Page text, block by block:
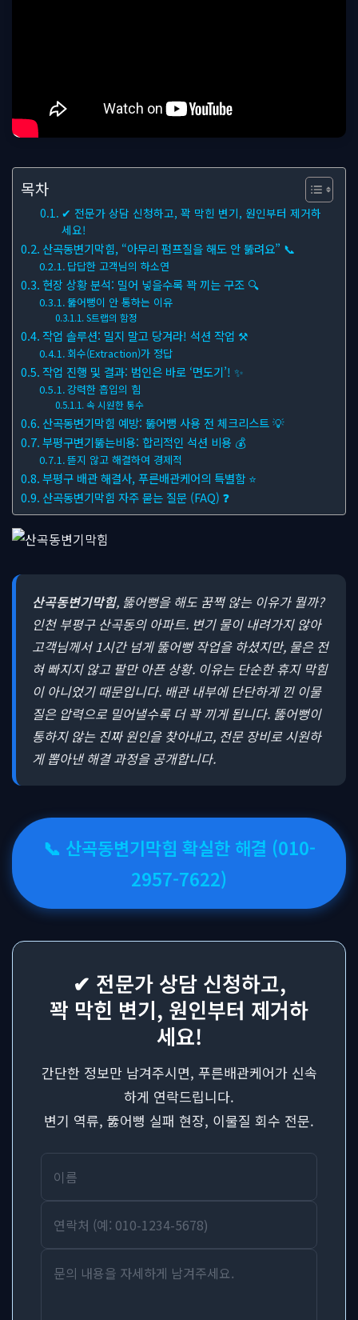
목차
✔ 전문가 상담 신청하고, 꽉 막힌 변기, 원인부터 제거하
세요!
산곡동변기막힘, “아무리 펌프질을 해도 안 뚫려요” 📞
답답한 고객님의 하소연
현장 상황 분석: 밀어 넣을수록 꽉 끼는 구조 🔍
뚫어뻥이 안 통하는 이유
S트랩의 함정
작업 솔루션: 밀지 말고 당겨라! 석션 작업 ⚒
회수(Extraction)가 정답
작업 진행 및 결과: 범인은 바로 ‘면도기’! ✨
강력한 흡입의 힘
속 시원한 통수
산곡동변기막힘 예방: 뚫어뻥 사용 전 체크리스트 💡
부평구변기뚫는비용: 합리적인 석션 비용 💰
뜯지 않고 해결하여 경제적
부평구 배관 해결사, 푸른배관케어의 특별함 ⭐
산곡동변기막힘 자주 묻는 질문 (FAQ) ❓
산곡동변기막힘, 뚫어뻥을 해도 꿈쩍 않는 이유가 뭘까?
인천 부평구 산곡동의 아파트. 변기 물이 내려가지 않아
고객님께서 1시간 넘게 뚫어뻥 작업을 하셨지만, 물은 전
혀 빠지지 않고 팔만 아픈 상황. 이유는 단순한 휴지 막힘
이 아니었기 때문입니다. 배관 내부에 단단하게 낀 이물
질은 압력으로 밀어낼수록 더 꽉 끼게 됩니다. 뚫어뻥이
통하지 않는 진짜 원인을 찾아내고, 전문 장비로 시원하
게 뽑아낸 해결 과정을 공개합니다.
📞 산곡동변기막힘 확실한 해결 (010-
2957-7622)
✔ 전문가 상담 신청하고,
꽉 막힌 변기, 원인부터 제거하
세요!
간단한 정보만 남겨주시면, 푸른배관케어가 신속
하게 연락드립니다.
변기 역류, 뚫어뻥 실패 현장, 이물질 회수 전문.